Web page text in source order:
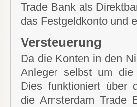
Trade Bank als
das Festgeldkonto und
Versteuerung
Da die Konten in den
Anleger selbst um die
Dies funktioniert über
die Amsterdam Trade